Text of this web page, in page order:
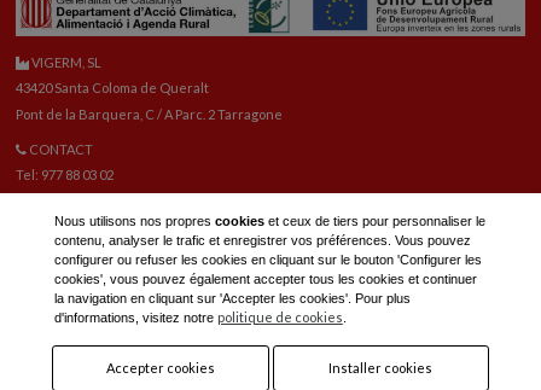
VIGERM, SL
43420 Santa Coloma de Queralt
Pont de la Barquera, C / A Parc. 2 Tarragone
CONTACT
Tel: 977 88 03 02
PIÈCES DE RECHANGE
Tel: 977 88 06 42
E-mail pièces de rechange: reca@vigerm.com
BUREAU TECHNIQUE
Nous utilisons nos propres cookieset ceux de tiers pour personnaliser le
contenu, analyser le trafic et enregistrer vos préférences. Vous pouvez
configurer ou refuser les cookies en cliquant sur le bouton 'Configurer les
cookies', vous pouvez également accepter tous les cookies et continuer
la navigation en cliquant sur 'Accepter les cookies'. Pour plus
d'informations, visitez notre politique de cookies
Accepter cookies Installer cookies